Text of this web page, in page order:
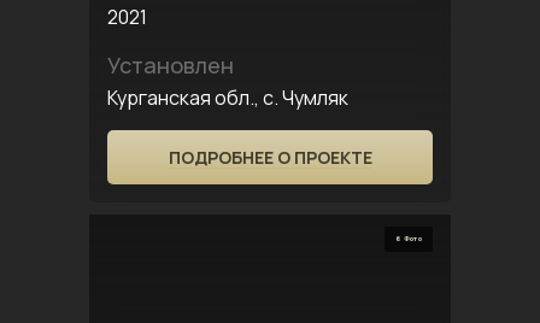
2021
Установлен
Курганская обл., с. Чумляк
ПОДРОБНЕЕ О ПРОЕКТЕ
6 Фото